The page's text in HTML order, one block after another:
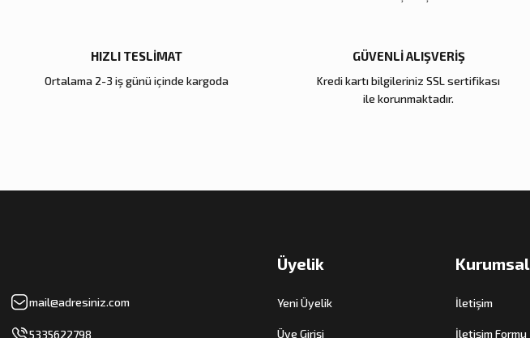
HIZLI TESLİMAT
Ortalama 2-3 iş günü içinde kargoda
GÜVENLİ ALIŞVERİŞ
Kredi kartı bilgileriniz SSL sertifikası
ile korunmaktadır.
mail@adresiniz.com
5335622798
Üyelik
Yeni Üyelik
Üye Girişi
Kurumsal
İletişim
İletişim Formu